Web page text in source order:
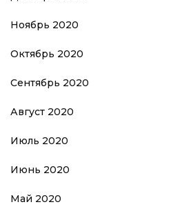
Ноябрь 2020
Октябрь 2020
Сентябрь 2020
Август 2020
Июль 2020
Июнь 2020
Май 2020